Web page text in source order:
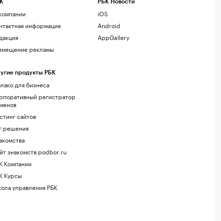
информация
рекламы
продукты РБК
для бизнеса
регистратор
сайтов
знакомств podbor.ru
Компании
Курсы
управления РБК
РБК Новости
iOS
Android
AppGallery